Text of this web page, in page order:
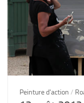
Peinture d'action /